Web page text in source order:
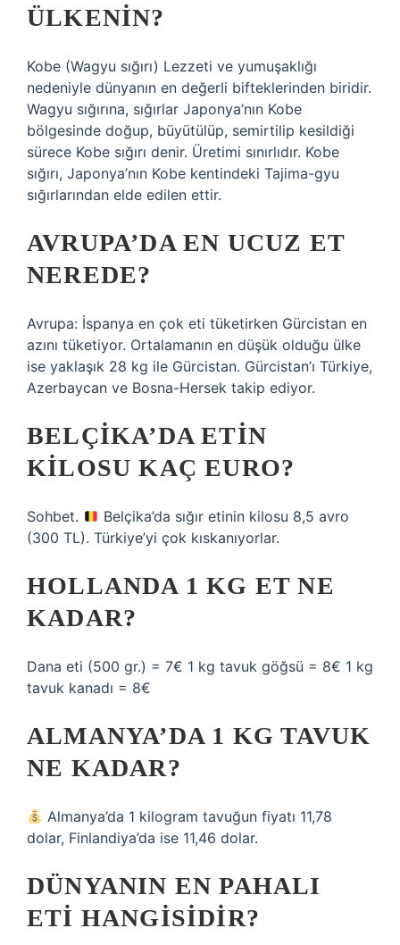
ÜLKENIN?
Kobe (Wagyu sığırı) Lezzeti ve yumuşaklığı
nedeniyle dünyanın en değerli bifteklerinden biridir.
Wagyu sığırına, sığırlar Japonya’nın Kobe
bölgesinde doğup, büyütülüp, semirtilip kesildiği
sürece Kobe sığırı denir. Üretimi sınırlıdır. Kobe
sığırı, Japonya’nın Kobe kentindeki Tajima-gyu
sığırlarından elde edilen ettir.
AVRUPA’DA EN UCUZ ET
NEREDE?
Avrupa: İspanya en çok eti tüketirken Gürcistan en
azını tüketiyor. Ortalamanın en düşük olduğu ülke
ise yaklaşık 28 kg ile Gürcistan. Gürcistan’ı Türkiye,
Azerbaycan ve Bosna-Hersek takip ediyor.
BELÇIKA’DA ETIN
KILOSU KAÇ EURO?
Sohbet.
Belçika’da sığır etinin kilosu 8,5 avro
(300 TL). Türkiye’yi çok kıskanıyorlar.
HOLLANDA 1 KG ET NE
KADAR?
Dana eti (500 gr.) = 7€ 1 kg tavuk göğsü = 8€ 1 kg
tavuk kanadı = 8€
ALMANYA’DA 1 KG TAVUK
NE KADAR?
Almanya’da 1 kilogram tavuğun fiyatı 11,78
dolar, Finlandiya’da ise 11,46 dolar.
DÜNYANIN EN PAHALI
ETI HANGISIDIR?